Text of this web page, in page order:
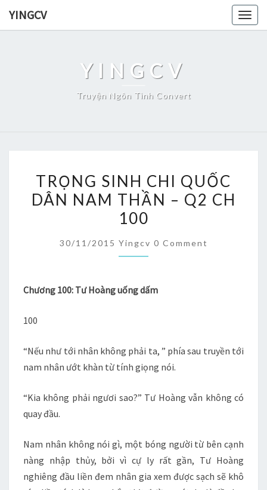
YINGCV
YINGCV
Truyện Ngôn Tình Convert
SINH
CHI
QUỐC
NAM
Q2
TRỌNG SINH CHI QUỐC
DÂN NAM THẦN – Q2 CH
100
30/11/2015 Yingcv Comments
0 Comment
Chương 100: Tư Hoàng uống dấm
100
“Nếu như tới nhân không phải ta, ” phía sau truyền tới
nam nhân ướt khàn từ tính giọng nói.
“Kia không phải ngươi sao?” Tư Hoàng vẫn không có
quay đầu.
Nam nhân không nói gì, một bóng người từ bên cạnh
nàng nhập thủy, bởi vì cự ly rất gần, Tư Hoàng
nghiêng đầu liền đem nhân gia xem được sạch sẽ khô